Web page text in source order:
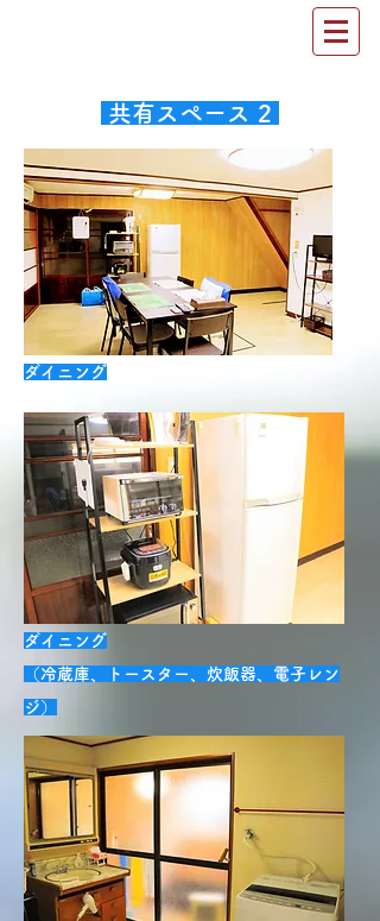
共有スペース 2
​ダイニング
ダイニング
（冷蔵庫、トースター、炊飯器、電子レン
ジ）